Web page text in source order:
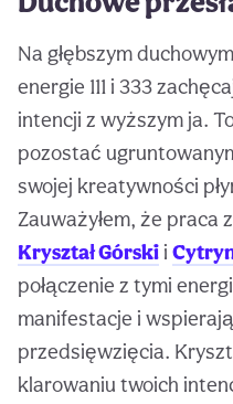
Na głębszym
energie 111 i 333
intencji z wyższym ja.
pozostać
swojej kreatywności
Zauważyłem, że praca
Kryształ Górski i
połączenie z tymi
manifestacje i
przedsięwzięcia.
klarowaniu twoich